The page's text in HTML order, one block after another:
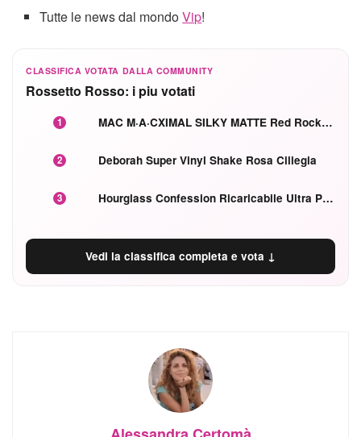
Tutte le news dal mondoVip!
CLASSIFICA VOTATA DALLA COMMUNITY
Rossetto Rosso: i piu votati
1 MAC M·A·CXIMAL SILKY MATTE Red Rock mat
2 Deborah Super Vinyl Shake Rosa Ciliegia
3 Hourglass Confession Ricaricabile Ultra Preciso Ad Alta Intensità Secretly Classic Red
Vedi la classifica completa e vota ↓